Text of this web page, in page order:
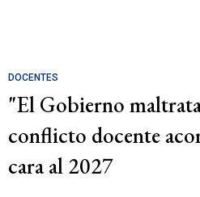
DOCENTES
"El Gobierno
conflicto docente
cara al 2027